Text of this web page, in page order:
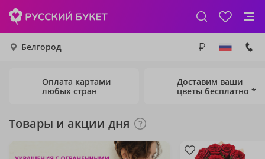
Белгород
Оплата картами
любых стран
Доставим ваши
цветы бесплатно *
Товары и акции дня